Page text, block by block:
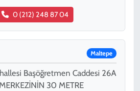
0 (212) 248 87 04
Maltepe
Başöğretmen Caddesi 26A
30 METRE